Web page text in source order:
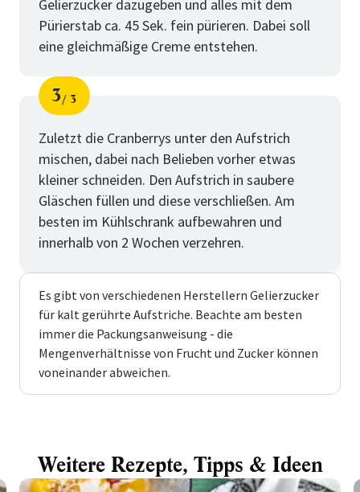
Gelierzucker dazugeben und alles mit dem
Pürierstab ca. 45 Sek. fein pürieren. Dabei soll
eine gleichmäßige Creme entstehen.
Schritt
3
von
3
Zuletzt die Cranberrys unter den Aufstrich
mischen, dabei nach Belieben vorher etwas
kleiner schneiden. Den Aufstrich in saubere
Gläschen füllen und diese verschließen. Am
besten im Kühlschrank aufbewahren und
innerhalb von 2 Wochen verzehren.
Es gibt von verschiedenen Herstellern Gelierzucker
für kalt gerührte Aufstriche. Beachte am besten
immer die Packungsanweisung - die
Mengenverhältnisse von Frucht und Zucker können
voneinander abweichen.
Weitere Rezepte, Tipps & Ideen